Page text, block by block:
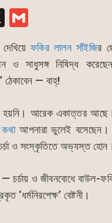
X
m
ai
l
ফকির লালন সাঁইজির
ও সাধুসঙ্গ নিষিদ্ধ
ঠেকাবেন — বাহ্!
হয়নি। আরেক একাত্তর
কথাআপনারা ভুলেই বসেছেন।
ও সংস্কৃতিতে অভ্যস্ত হোন।
চর্চায় ও জীবনবোধে বাউল-
‘ধর্মনিরপেক্ষ’ বেষ্টনী।